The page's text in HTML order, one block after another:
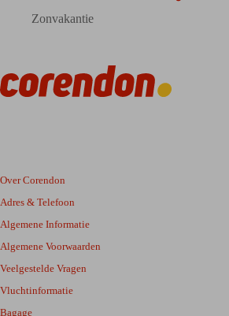
Zonvakantie
Over Corendon
Adres & Telefoon
Algemene Informatie
Algemene Voorwaarden
Veelgestelde Vragen
Vluchtinformatie
Bagage